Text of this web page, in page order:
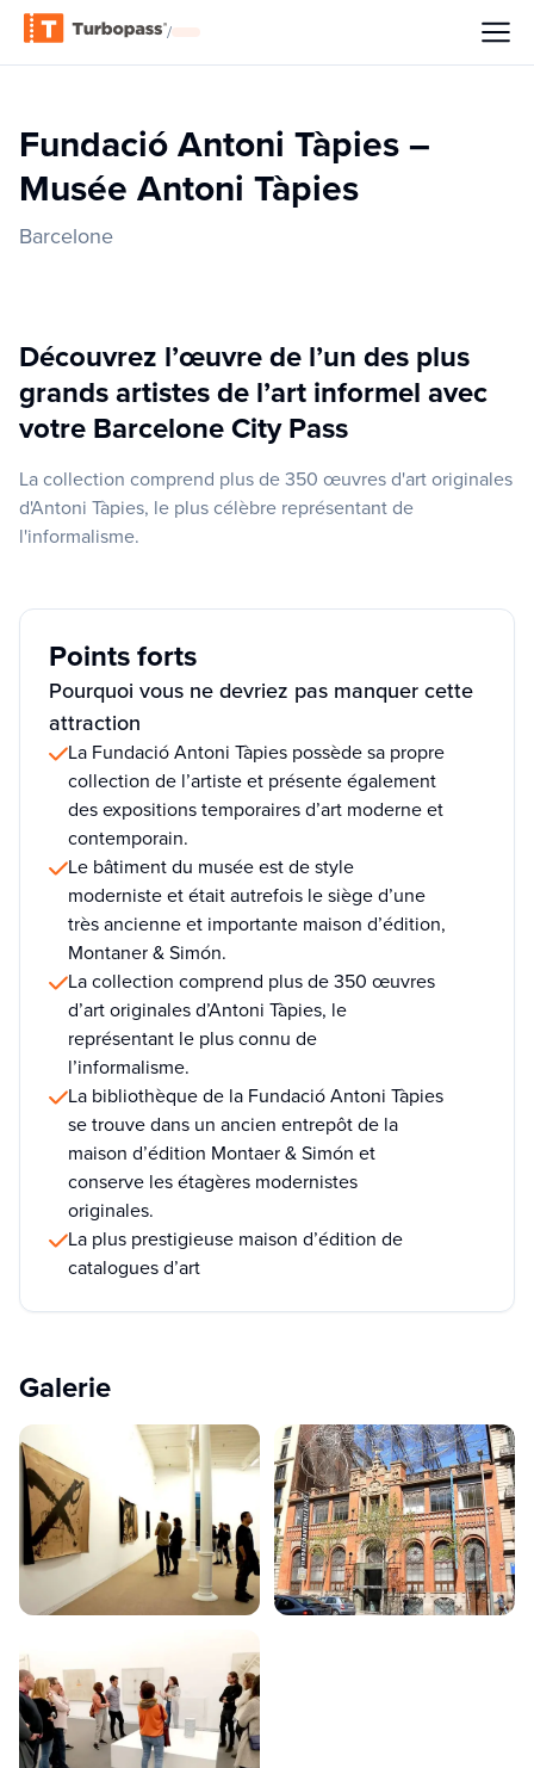
/
Fundació Antoni Tàpies –
Musée Antoni Tàpies
Barcelone
Découvrez l’œuvre de l’un des plus
grands artistes de l’art informel avec
votre Barcelone City Pass
La collection comprend plus de 350 œuvres d'art originales
d'Antoni Tàpies, le plus célèbre représentant de
l'informalisme.
Points forts
Pourquoi vous ne devriez pas manquer cette
attraction
La Fundació Antoni Tàpies possède sa propre
collection de l’artiste et présente également
des expositions temporaires d’art moderne et
contemporain.
Le bâtiment du musée est de style
moderniste et était autrefois le siège d’une
très ancienne et importante maison d’édition,
Montaner & Simón.
La collection comprend plus de 350 œuvres
d’art originales d’Antoni Tàpies, le
représentant le plus connu de
l’informalisme.
La bibliothèque de la Fundació Antoni Tàpies
se trouve dans un ancien entrepôt de la
maison d’édition Montaer & Simón et
conserve les étagères modernistes
originales.
La plus prestigieuse maison d’édition de
catalogues d’art
Galerie